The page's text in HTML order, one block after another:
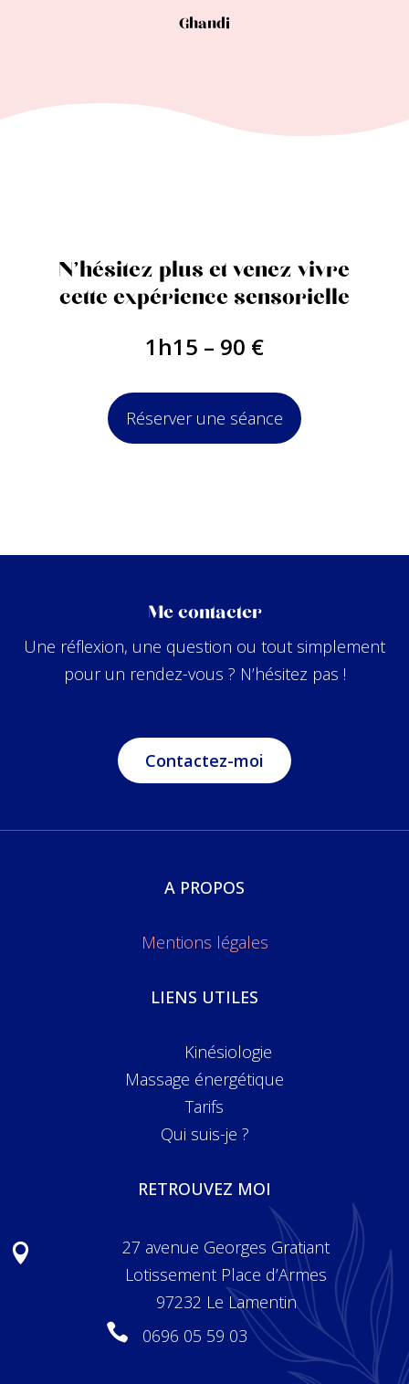
Ghandi
N'hésitez plus et venez vivre
cette expérience sensorielle
1h15 – 90 €
Réserver une séance
Me contacter
Une réflexion, une question ou tout simplement
pour un rendez-vous ? N’hésitez pas !
Contactez-moi
A PROPOS
Mentions légales
LIENS UTILES
Kinésiologie
Massage énergétique
Tarifs
Qui suis-je ?
RETROUVEZ MOI

27 avenue Georges Gratiant
Lotissement Place d’Armes
97232 Le Lamentin
 0696 05 59 03